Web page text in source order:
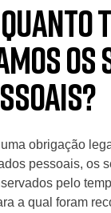
os
obrigação
pessoais, os
pelo
a qual foram